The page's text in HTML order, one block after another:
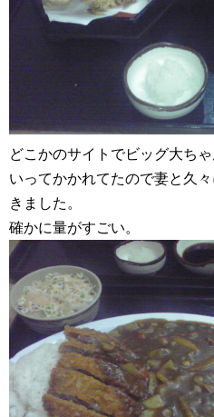
どこかのサイトでビッグ大ち
いってかかれてたので妻と久
きました。
確かに量がすごい。